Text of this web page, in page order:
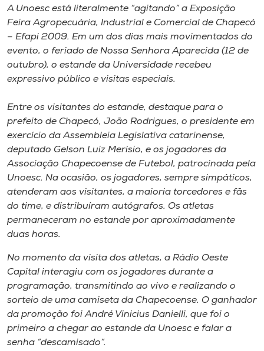
Cultura
CPA
Biblioteca
Editora
Rádio
Museu
Unoesc
Store
Selecione
o idioma
A Unoesc está literalmente “agitando” a Exposição
Feira Agropecuária, Industrial e Comercial de Chapecó
– Efapi 2009. Em um dos dias mais movimentados do
evento, o feriado de Nossa Senhora Aparecida (12 de
outubro), o estande da Universidade recebeu
expressivo público e visitas especiais.
Entre os visitantes do estande, destaque para o
prefeito de Chapecó, João Rodrigues, o presidente em
exercício da Assembleia Legislativa catarinense,
deputado Gelson Luiz Merísio, e os jogadores da
Associação Chapecoense de Futebol, patrocinada pela
Unoesc. Na ocasião, os jogadores, sempre simpáticos,
atenderam aos visitantes, a maioria torcedores e fãs
do time, e distribuíram autógrafos. Os atletas
permaneceram no estande por aproximadamente
duas horas.
No momento da visita dos atletas, a Rádio Oeste
Capital interagiu com os jogadores durante a
programação, transmitindo ao vivo e realizando o
sorteio de uma camiseta da Chapecoense. O ganhador
da promoção foi André Vinicius Danielli, que foi o
primeiro a chegar ao estande da Unoesc e falar a
senha “descamisado”.